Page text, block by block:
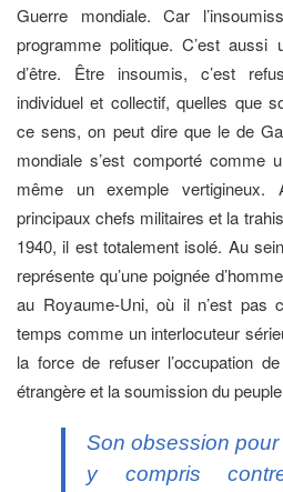
Guerre mondiale. Car
programme politique. C’est aussi
d’être. Être insoumis, c’est
individuel et collectif, quelles que
ce sens, on peut dire que le de
mondiale s’est comporté comme
même un exemple vertigineux.
principaux chefs militaires et la
1940, il est totalement isolé. Au
représente qu’une poignée
au Royaume-Uni, où il n’est pas
temps comme un interlocuteur
la force de refuser l’occupation
étrangère et la soumission du
Son obsession pour
y compris